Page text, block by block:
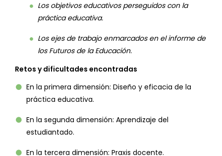
Los objetivos educativos perseguidos con la
práctica educativa.
Los ejes de trabajo enmarcados en el informe de
los Futuros de la Educación.
Retos y dificultades encontradas
En la primera dimensión: Diseño y eficacia de la
práctica educativa.
En la segunda dimensión: Aprendizaje del
estudiantado.
En la tercera dimensión: Praxis docente.